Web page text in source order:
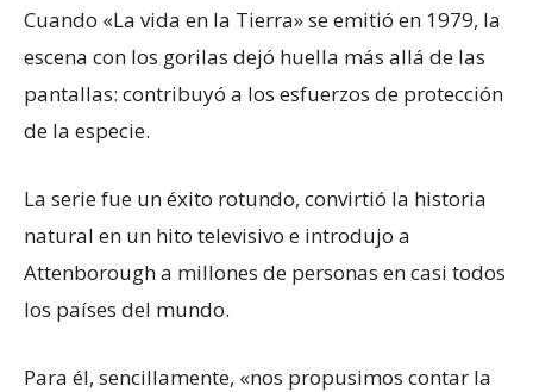
Cuando «La vida en la Tierra» se emitió en 1979, la
escena con los gorilas dejó huella más allá de las
pantallas: contribuyó a los esfuerzos de protección
de la especie.
La serie fue un éxito rotundo, convirtió la historia
natural en un hito televisivo e introdujo a
Attenborough a millones de personas en casi todos
los países del mundo.
Para él, sencillamente, «nos propusimos contar la